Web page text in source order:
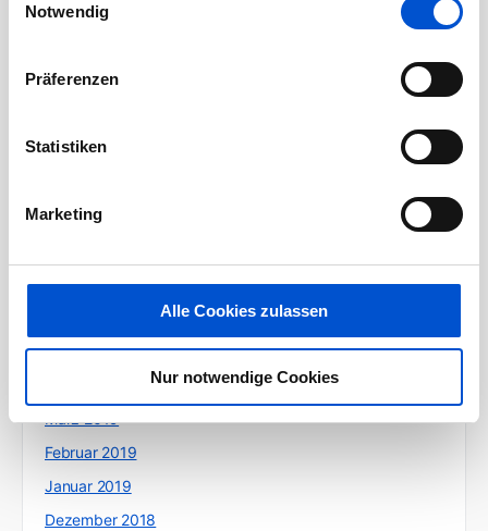
Notwendig
Präferenzen
Statistiken
Marketing
Alle Cookies zulassen
Nur notwendige Cookies
März 2020
Januar 2020
November 2019
September 2019
Juli 2019
Mai 2019
März 2019
Februar 2019
Januar 2019
Dezember 2018